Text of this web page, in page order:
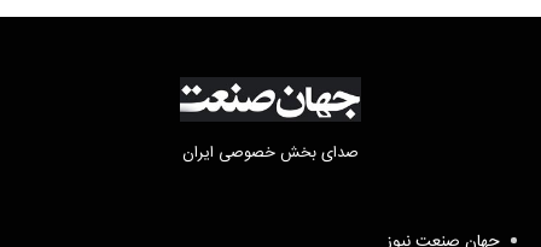
صدای بخش خصوصی ایران